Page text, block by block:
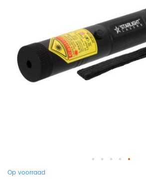
Op voorraad